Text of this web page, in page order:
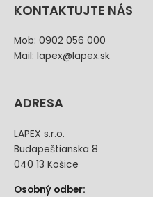
KONTAKTUJTE NÁS
Mob: 0902 056 000
Mail: lapex@lapex.sk
ADRESA
LAPEX s.r.o.
Budapeštianska 8
040 13 Košice
Osobný odber: